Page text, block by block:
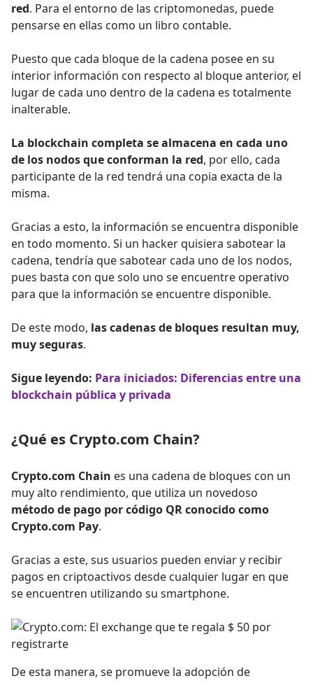
red. Para el entorno de las criptomonedas, puede
pensarse en ellas como un libro contable.
Puesto que cada bloque de la cadena posee en su
interior información con respecto al bloque anterior, el
lugar de cada uno dentro de la cadena es totalmente
inalterable.
La blockchain completa se almacena en cada uno
de los nodos que conforman la red, por ello, cada
participante de la red tendrá una copia exacta de la
misma.
Gracias a esto, la información se encuentra disponible
en todo momento. Si un hacker quisiera sabotear la
cadena, tendría que sabotear cada uno de los nodos,
pues basta con que solo uno se encuentre operativo
para que la información se encuentre disponible.
De este modo, las cadenas de bloques resultan muy,
muy seguras.
Sigue leyendo: Para iniciados: Diferencias entre una
blockchain pública y privada
¿Qué es Crypto.com Chain?
Crypto.com Chain es una cadena de bloques con un
muy alto rendimiento, que utiliza un novedoso
método de pago por código QR conocido como
Crypto.com Pay.
Gracias a este, sus usuarios pueden enviar y recibir
pagos en criptoactivos desde cualquier lugar en que
se encuentren utilizando su smartphone.
De esta manera, se promueve la adopción de